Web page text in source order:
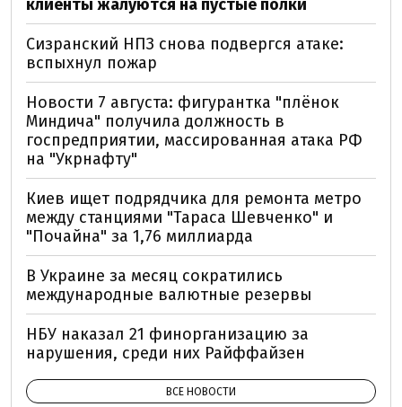
клиенты жалуются на пустые полки
Сизранский НПЗ снова подвергся атаке:
вспыхнул пожар
Новости 7 августа: фигурантка "плёнок
Миндича" получила должность в
госпредприятии, массированная атака РФ
на "Укрнафту"
Киев ищет подрядчика для ремонта метро
между станциями "Тараса Шевченко" и
"Почайна" за 1,76 миллиарда
В Украине за месяц сократились
международные валютные резервы
НБУ наказал 21 финорганизацию за
нарушения, среди них Райффайзен
ВСЕ НОВОСТИ